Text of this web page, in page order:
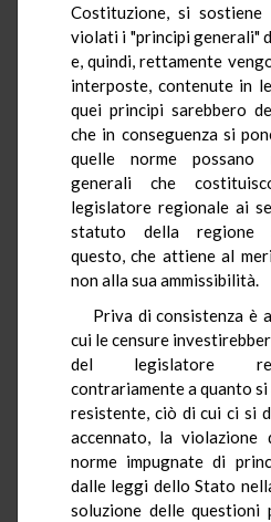
Costituzione, si
violati i "principi generali"
e, quindi, rettamente
interposte, contenute in
quei principi sarebbero
che in conseguenza si
quelle norme
generali che
legislatore regionale ai
statuto della regione
questo, che attiene al
non alla sua ammissibilità.
Priva di consistenza è
cui le censure
del legislatore
contrariamente a quanto
resistente, ciò di cui ci si
accennato, la
norme impugnate di
dalle leggi dello Stato
soluzione delle questioni